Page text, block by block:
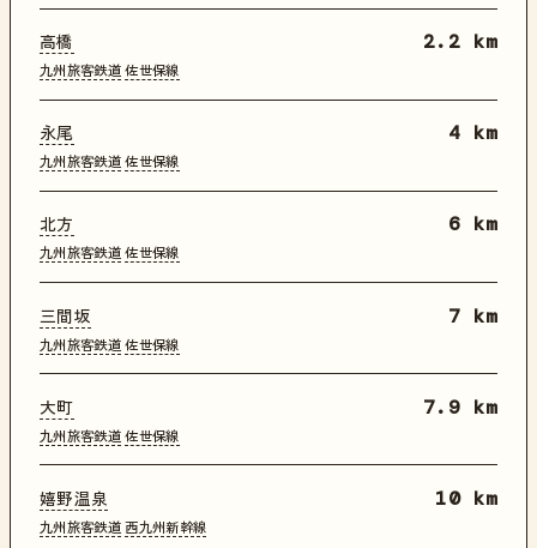
高橋
九州旅客鉄道 佐世保線
2.2 km
永尾
九州旅客鉄道 佐世保線
4 km
北方
九州旅客鉄道 佐世保線
6 km
三間坂
九州旅客鉄道 佐世保線
7 km
大町
九州旅客鉄道 佐世保線
7.9 km
嬉野温泉
九州旅客鉄道 西九州新幹線
10 km